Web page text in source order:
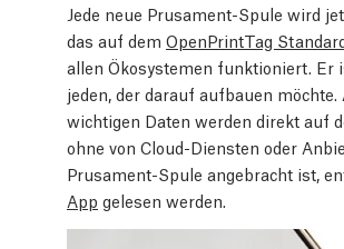
Jede neue Prusament-Spule wird
das auf dem OpenPrintTag
allen Ökosystemen funktioniert. Er
jeden, der darauf aufbauen
wichtigen Daten werden direkt auf
ohne von Cloud-Diensten oder
Prusament-Spule angebracht ist,
App gelesen werden.